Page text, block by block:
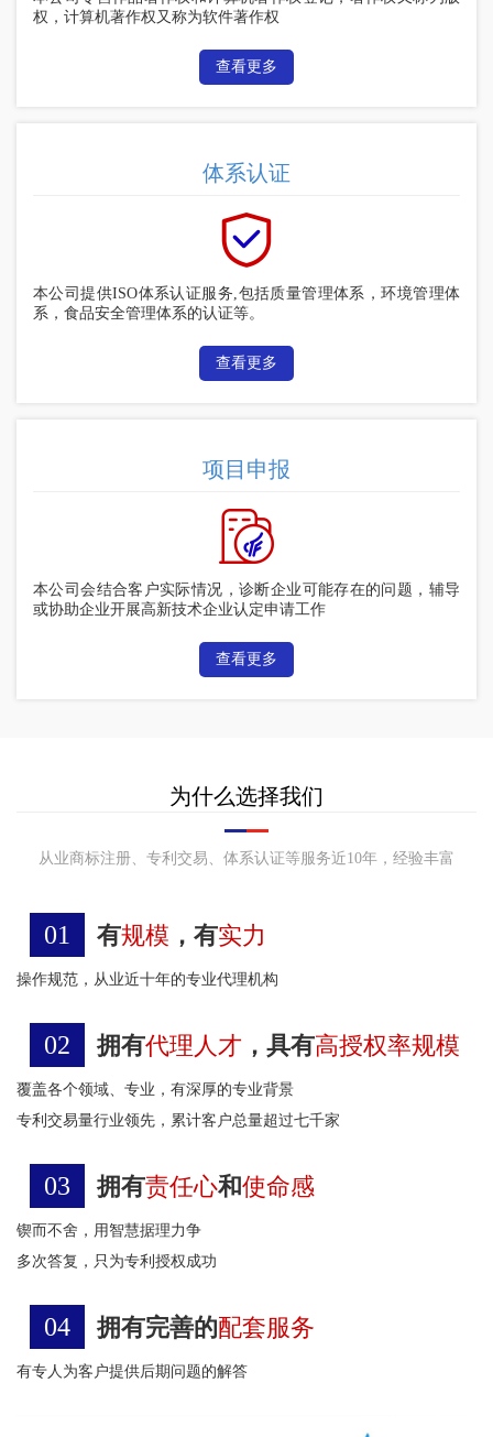
权，计算机著作权又称为软件著作权
查看更多
体系认证
本公司提供ISO体系认证服务,包括质量管理体系，环境管理体
系，食品安全管理体系的认证等。
查看更多
项目申报
本公司会结合客户实际情况，诊断企业可能存在的问题，辅导
或协助企业开展高新技术企业认定申请工作
查看更多
为什么选择我们
从业商标注册、专利交易、体系认证等服务近10年，经验丰富
01 有规模 ，有实力
操作规范，从业近十年的专业代理机构
02 拥有代理人才 ，具有高授权率规模
覆盖各个领域、专业，有深厚的专业背景
专利交易量行业领先，累计客户总量超过七千家
03 拥有责任心和使命感
锲而不舍，用智慧据理力争
多次答复，只为专利授权成功
04 拥有完善的配套服务
有专人为客户提供后期问题的解答